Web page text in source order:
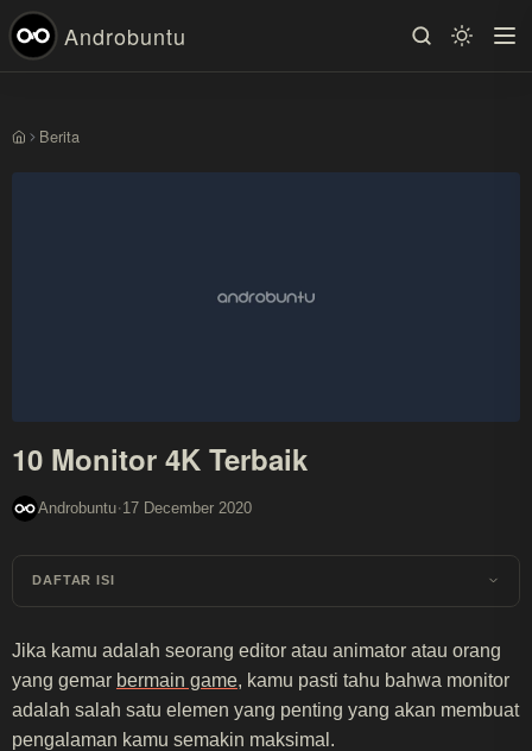
Androbuntu
Beranda
Berita
10 Monitor 4K Terbaik
Androbuntu·17 December 2020
DAFTAR ISI
Jika kamu adalah seorang editor atau animator atau orang
yang gemar bermain game, kamu pasti tahu bahwa monitor
adalah salah satu elemen yang penting yang akan membuat
pengalaman kamu semakin maksimal.